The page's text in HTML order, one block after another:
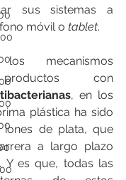
sus sistemas a
móvil o tablet.
mecanismos
, en los
plástica ha sido
iones de plata, que
a largo plazo
Y es que, todas las